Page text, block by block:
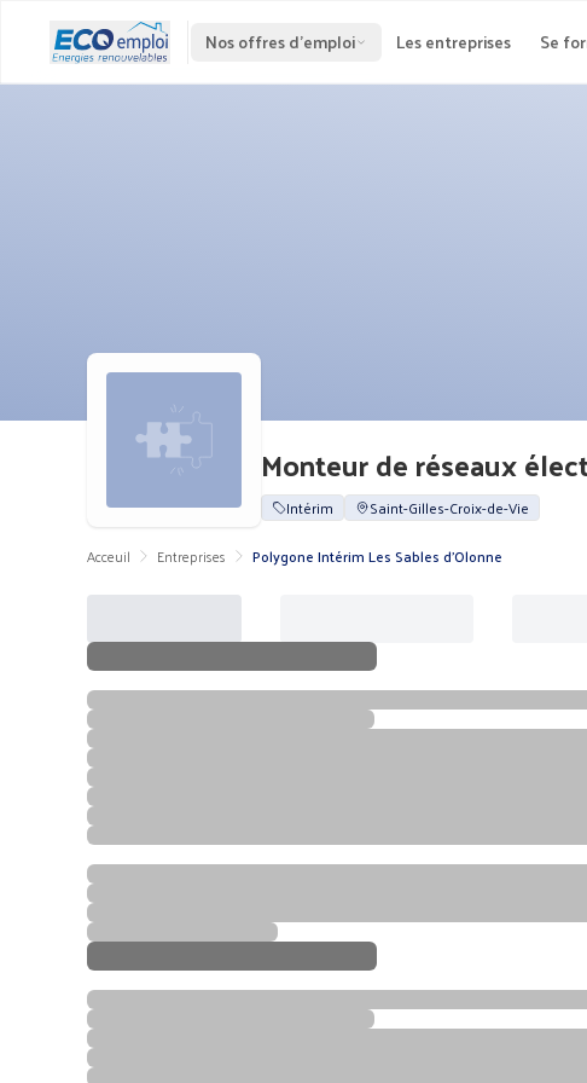
Nos offres d'emploi Les entreprises Se
Monteur de réseaux
Intérim
Saint-Gilles-Croix-de-Vie
Acceuil
Entreprises Polygone Intérim Les Sables d'Olonne